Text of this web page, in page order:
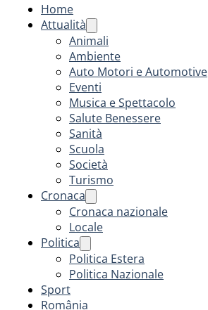
Home
Attualità
Animali
Ambiente
Auto Motori e Automotive
Eventi
Musica e Spettacolo
Salute Benessere
Sanità
Scuola
Società
Turismo
Cronaca
Cronaca nazionale
Locale
Politica
Politica Estera
Politica Nazionale
Sport
România